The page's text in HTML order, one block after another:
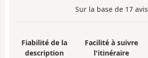
Sur la base de 17 avis
Fiabilité de la
description
Facilité à suivre
l'itinéraire